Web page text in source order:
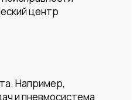
центр
Например,
и пневмосистема